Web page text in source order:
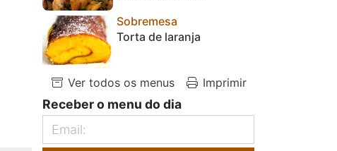
Sobremesa
Torta de laranja
Ver todos os menus Imprimir
Receber o menu do dia